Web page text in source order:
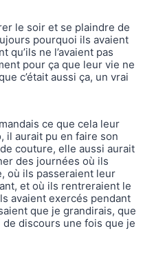
le soir et se plaindre de
pourquoi ils avaient
qu’ils ne l’avaient pas
pour ça que leur vie ne
c’était aussi ça, un vrai
ce que cela leur
il aurait pu en faire son
couture, elle aussi aurait
des journées où ils
où ils passeraient leur
et où ils rentreraient le
avaient exercés pendant
que je grandirais, que
discours une fois que je